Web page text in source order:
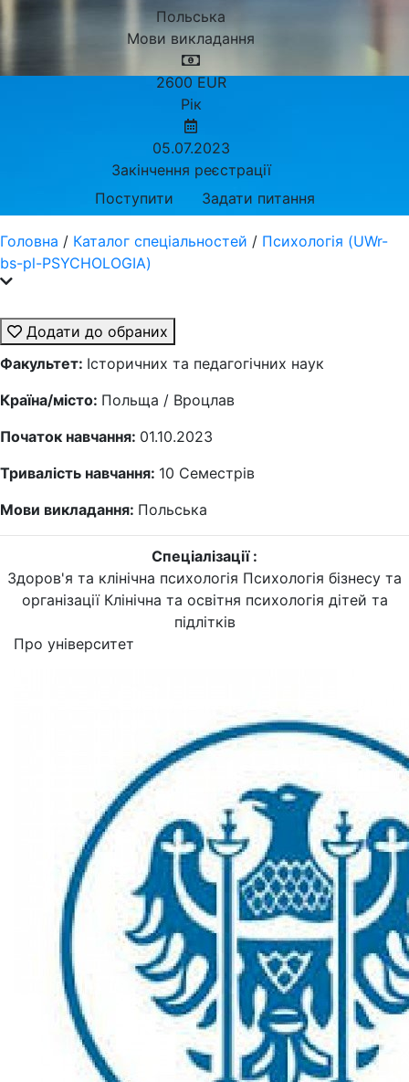
Польська
Мови викладання
2600 EUR
Рік
05.07.2023
Закінчення реєстрації
Поступити
Задати питання
Головна / Каталог спеціальностей / Психологія (UWr-
bs-pl-PSYCHOLOGIA)
Додати до обраних
Факультет: Історичних та педагогічних наук
Країна/місто: Польща / Вроцлав
Початок навчання: 01.10.2023
Тривалість навчання: 10 Семестрів
Мови викладання: Польська
Спеціалізації :
Здоров'я та клінічна психологія Психологія бізнесу та
організації Клінічна та освітня психологія дітей та
підлітків
Про університет